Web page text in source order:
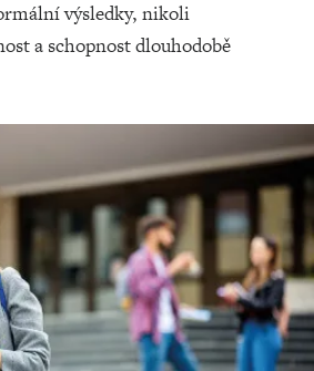
výsledky, nikoli
a schopnost dlouhodobě